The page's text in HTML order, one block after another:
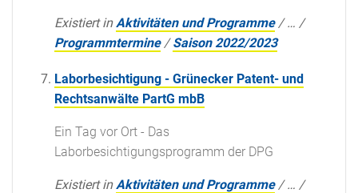
Existiert in Aktivitäten und Programme /… /
Programmtermine /Saison 2022/2023
Laborbesichtigung - Grünecker Patent- und
Rechtsanwälte PartG mbB
Ein Tag vor Ort - Das
Laborbesichtigungsprogramm der DPG
Existiert in Aktivitäten und Programme /… /